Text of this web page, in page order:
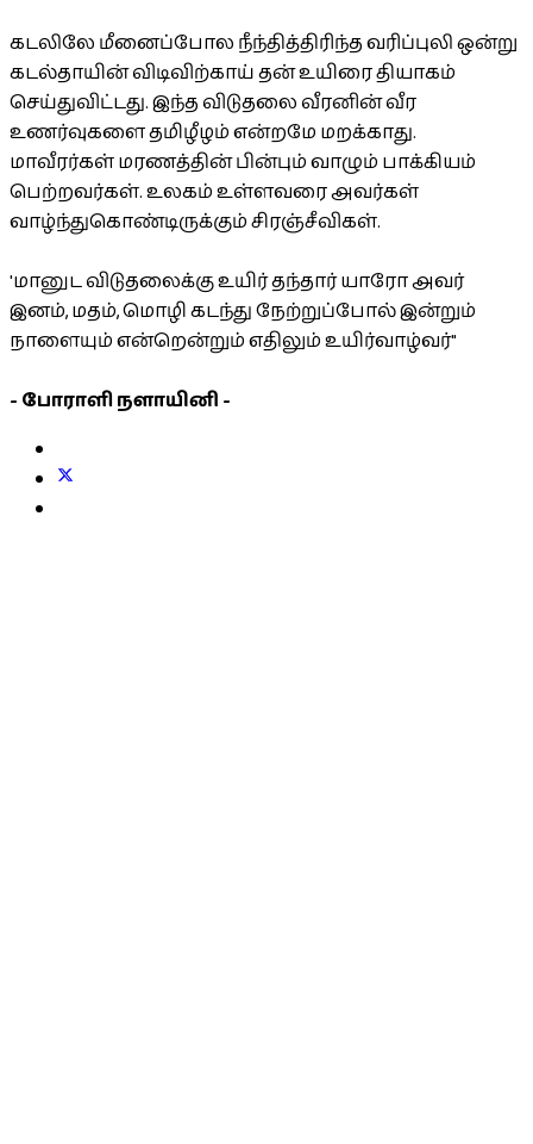
கடலிலே மீனைப்போல நீந்தித்திரிந்த வரிப்புலி ஒன்று
கடல்தாயின் விடிவிற்காய் தன் உயிரை தியாகம்
செய்துவிட்டது. இந்த விடுதலை வீரனின் வீர
உணர்வுகளை தமிழீழம் என்றமே மறக்காது.
மாவீரர்கள் மரணத்தின் பின்பும் வாழும் பாக்கியம்
பெற்றவர்கள். உலகம் உள்ளவரை அவர்கள்
வாழ்ந்துகொண்டிருக்கும் சிரஞ்சீவிகள்.
'மானுட விடுதலைக்கு உயிர் தந்தார் யாரோ அவர்
இனம், மதம், மொழி கடந்து நேற்றுப்போல் இன்றும்
நாளையும் என்றென்றும் எதிலும் உயிர்வாழ்வர்"
- போராளி நளாயினி -